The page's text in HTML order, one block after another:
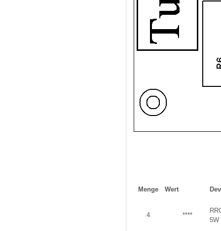
Menge Wert
4 ****
5W